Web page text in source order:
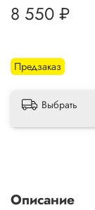
Предзаказ
8 550 ₽
Выбрать
Описание